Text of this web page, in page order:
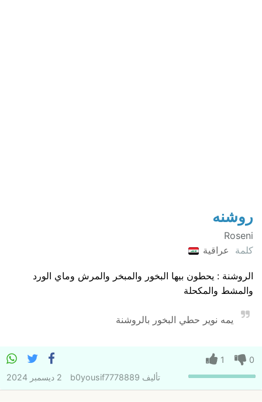
روشنه
Roseni
كلمة
عراقية
الروشنة : يحطون بيها البخور والمبخر والمرش وماي الورد
والمشط والمكحلة
يمه نوير حطي البخور بالروشنة
0
1
تأليف b0yousif7778889 2 ديسمبر 2024